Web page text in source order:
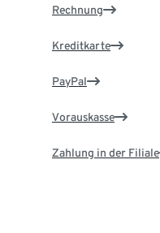
Rechnung
Kreditkarte
PayPal
Vorauskasse
Zahlung in der Filiale